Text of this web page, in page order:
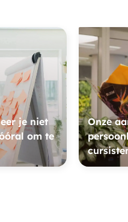
je niet
om te
Onze